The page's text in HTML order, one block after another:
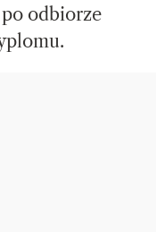
odbiorze